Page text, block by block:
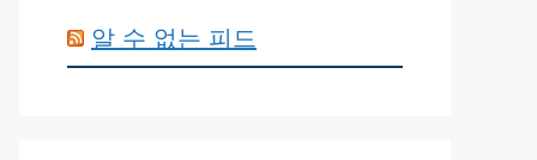
알 수 없는 피드